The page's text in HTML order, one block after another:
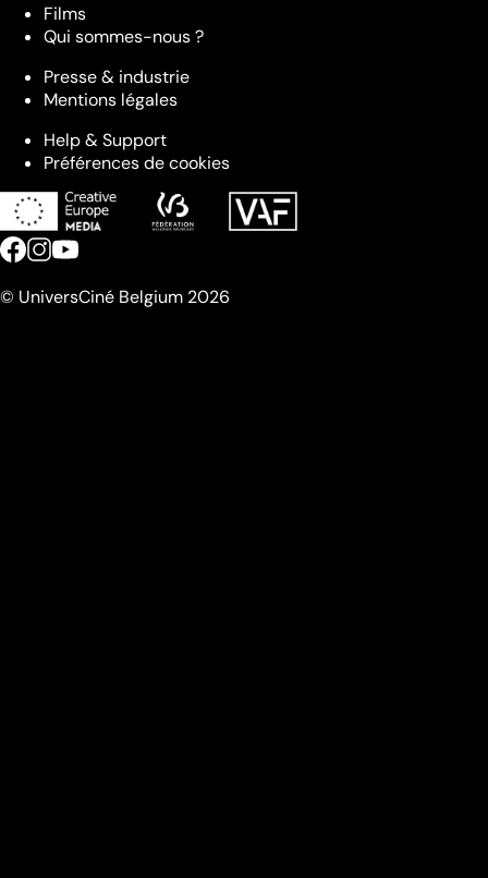
Films
Qui sommes-nous ?
Presse & industrie
Mentions légales
Help & Support
Préférences de cookies
© UniversCiné Belgium 2026